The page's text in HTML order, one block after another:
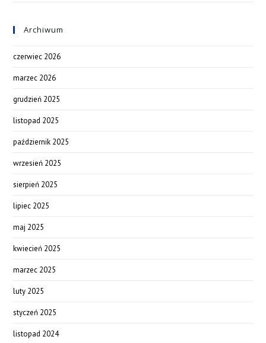
Archiwum
czerwiec 2026
marzec 2026
grudzień 2025
listopad 2025
październik 2025
wrzesień 2025
sierpień 2025
lipiec 2025
maj 2025
kwiecień 2025
marzec 2025
luty 2025
styczeń 2025
listopad 2024